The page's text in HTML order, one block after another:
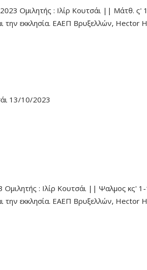
Ομιλητής : Ιλίρ Κουτσάι || Μάτθ. ς'
την εκκλησία. ΕΑΕΠ Βρυξελλών,
13/10/2023
: Ιλίρ Κουτσάι || Ψαλμος κς' 1-
την εκκλησία. ΕΑΕΠ Βρυξελλών,